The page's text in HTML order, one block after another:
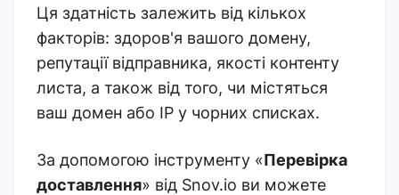
Ця здатність залежить від кількох
факторів: здоров'я вашого домену,
репутації відправника, якості контенту
листа, а також від того, чи містяться
ваш домен або IP у чорних списках.
За допомогою інструменту «Перевірка
доставлення» від Snov.io ви можете